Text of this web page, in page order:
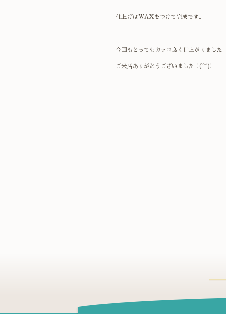
仕上げはWAXをつけて完成です。
今回もとってもカッコ良く仕上がりました。
ご来店ありがとうございました !(^^)!